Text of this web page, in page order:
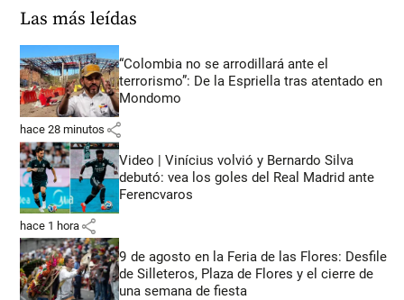
Las más leídas
“Colombia no se arrodillará ante el
terrorismo”: De la Espriella tras atentado en
Mondomo
hace 28 minutos share
Video | Vinícius volvió y Bernardo Silva
debutó: vea los goles del Real Madrid ante
Ferencvaros
hace 1 hora share
9 de agosto en la Feria de las Flores: Desfile
de Silleteros, Plaza de Flores y el cierre de
una semana de fiesta